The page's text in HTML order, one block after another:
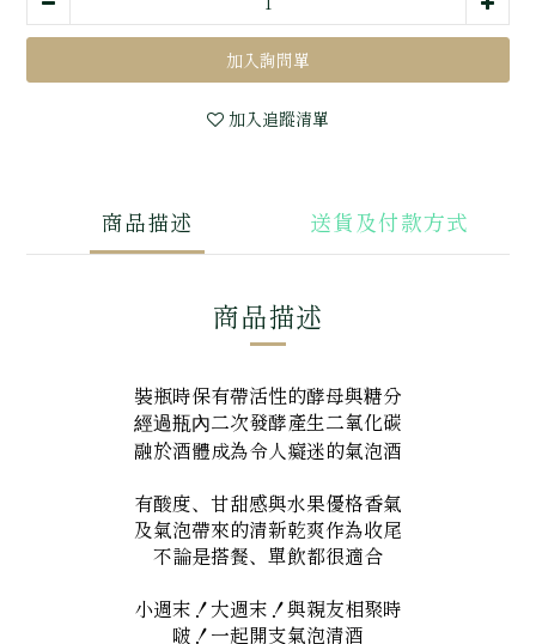
加入追蹤清單
商品描述 送貨及付款方式
商品描述
裝瓶時保有帶活性的酵母與糖分
經過瓶內二次發酵產生二氧化碳
融於酒體成為令人癡迷的氣泡酒
有酸度、甘甜感與水果優格香氣
及氣泡帶來的清新乾爽作為收尾
不論是搭餐、單飲都很適合
小週末！大週末！與親友相聚時
啵！一起開支氣泡清酒